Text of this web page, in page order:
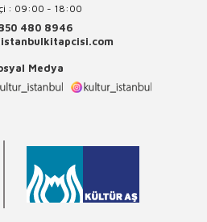
: 09:00 - 18:00
480 8946
Medya